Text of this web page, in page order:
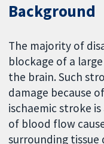
Background
The majority of
blockage of a
the brain. Such
damage because
ischaemic stroke
of blood flow
surrounding tissue